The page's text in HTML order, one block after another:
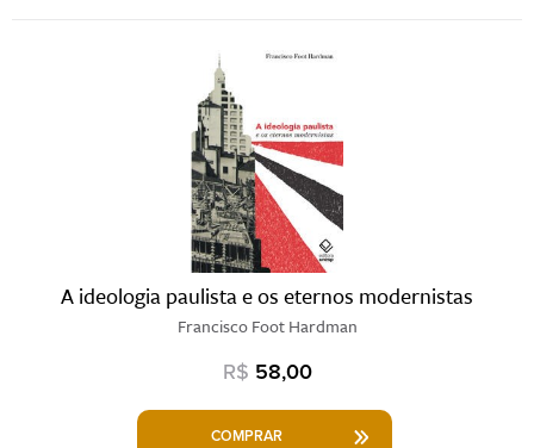
A ideologia paulista e os eternos modernistas
Francisco Foot Hardman
R$ 58,00
COMPRAR